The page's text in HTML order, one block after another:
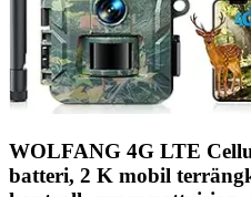
WOLFANG 4G LTE
batteri, 2 K mobil